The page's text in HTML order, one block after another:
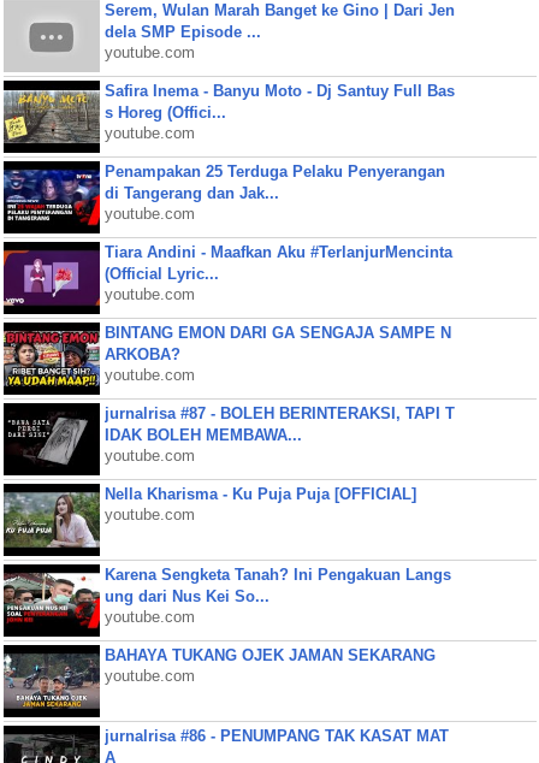
Serem, Wulan Marah Banget ke Gino | Dari Jen
dela SMP Episode ...
youtube.com
Safira Inema - Banyu Moto - Dj Santuy Full Bas
s Horeg (Offici...
youtube.com
Penampakan 25 Terduga Pelaku Penyerangan
di Tangerang dan Jak...
youtube.com
Tiara Andini - Maafkan Aku #TerlanjurMencinta
(Official Lyric...
youtube.com
BINTANG EMON DARI GA SENGAJA SAMPE N
ARKOBA?
youtube.com
jurnalrisa #87 - BOLEH BERINTERAKSI, TAPI T
IDAK BOLEH MEMBAWA...
youtube.com
Nella Kharisma - Ku Puja Puja [OFFICIAL]
youtube.com
Karena Sengketa Tanah? Ini Pengakuan Langs
ung dari Nus Kei So...
youtube.com
BAHAYA TUKANG OJEK JAMAN SEKARANG
youtube.com
jurnalrisa #86 - PENUMPANG TAK KASAT MAT
A